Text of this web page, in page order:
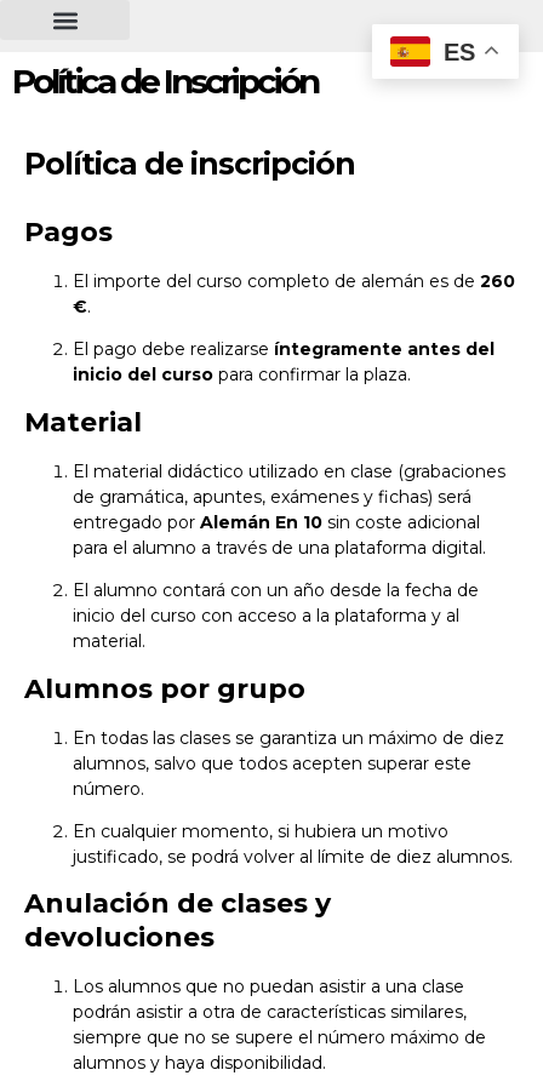
contenido
Política de Inscripción
Política de inscripción
Pagos
El importe del curso completo de alemán es de 260
€.
El pago debe realizarse íntegramente antes del
inicio del curso para confirmar la plaza.
Material
El material didáctico utilizado en clase (grabaciones
de gramática, apuntes, exámenes y fichas) será
entregado por Alemán En 10 sin coste adicional
para el alumno a través de una plataforma digital.
El alumno contará con un año desde la fecha de
inicio del curso con acceso a la plataforma y al
material.
Alumnos por grupo
En todas las clases se garantiza un máximo de diez
alumnos, salvo que todos acepten superar este
número.
En cualquier momento, si hubiera un motivo
justificado, se podrá volver al límite de diez alumnos.
Anulación de clases y
devoluciones
Los alumnos que no puedan asistir a una clase
podrán asistir a otra de características similares,
siempre que no se supere el número máximo de
alumnos y haya disponibilidad.
ES